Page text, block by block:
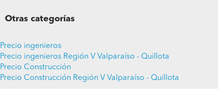
Otras categorías
Precio ingenieros
Precio ingenieros Región V Valparaíso - Quillota
Precio Construcción
Precio Construcción Región V Valparaíso - Quillota